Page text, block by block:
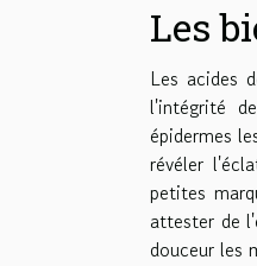
Les
Les acides
l'intégrité
épidermes
révéler
petites
attester de
douceur les